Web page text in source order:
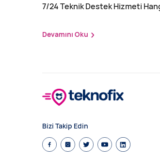
7/24 Teknik Destek Hizmeti
Devamını Oku
Bizi Takip Edin